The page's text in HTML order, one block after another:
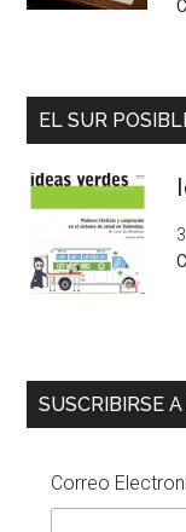
EL SUR
SUSCRIBIRSE
Correo